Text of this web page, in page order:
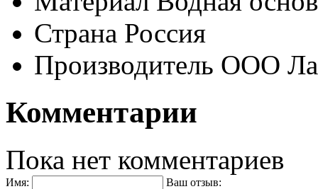
Страна Россия
Производитель ООО
Комментарии
Пока нет комментариев
Имя: Ваш отзыв: